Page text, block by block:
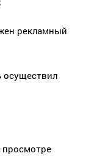
рекламный
осуществил
просмотре